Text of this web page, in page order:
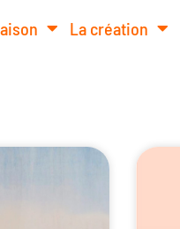
La création